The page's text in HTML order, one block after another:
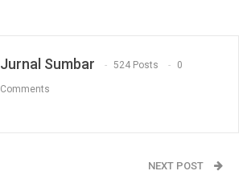
Jurnal Sumbar 524 Posts 0
Comments
NEXT POST